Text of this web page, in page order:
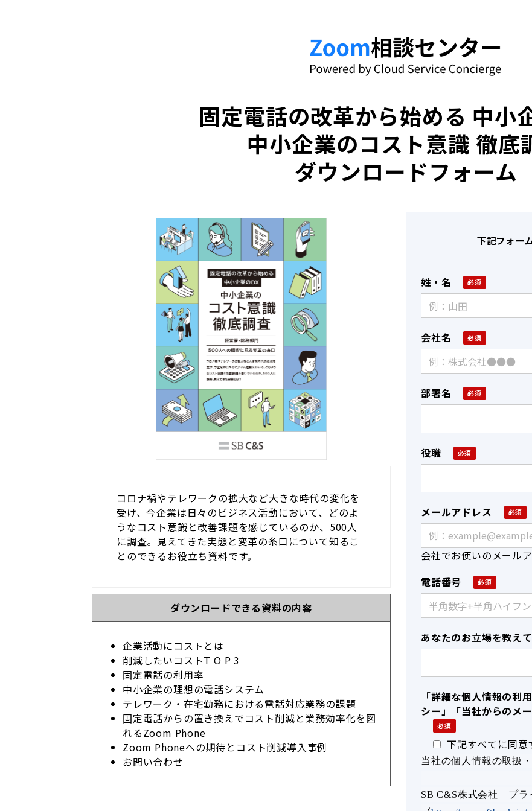
固定電話の改革から始める 中小
中小企業のコスト意識 徹底
ダウンロードフォーム
コロナ禍やテレワークの拡大など大きな時代の変化を
受け、今企業は日々のビジネス活動において、どのよ
うなコスト意識と改善課題を感じているのか、500人
に調査。見えてきた実態と変革の糸口について知るこ
とのできるお役立ち資料です。
ダウンロードできる資料の内容
企業活動にコストとは
削減したいコストT O P 3
固定電話の利用率
中小企業の理想の電話システム
テレワーク・在宅勤務における電話対応業務の課題
固定電話からの置き換えでコスト削減と業務効率化を図
れるZoom Phone
Zoom Phoneへの期待とコスト削減導入事例
お問い合わせ
下記フォー
姓・名
会社名
部署名
役職
メールアドレス
会社でお使いのメール
電話番号
あなたのお立場を教え
「詳細な個人情報の利
シー」「当社からのメ
下記すべてに同意
当社の個人情報の取扱
SB C&S株式会社 プラ